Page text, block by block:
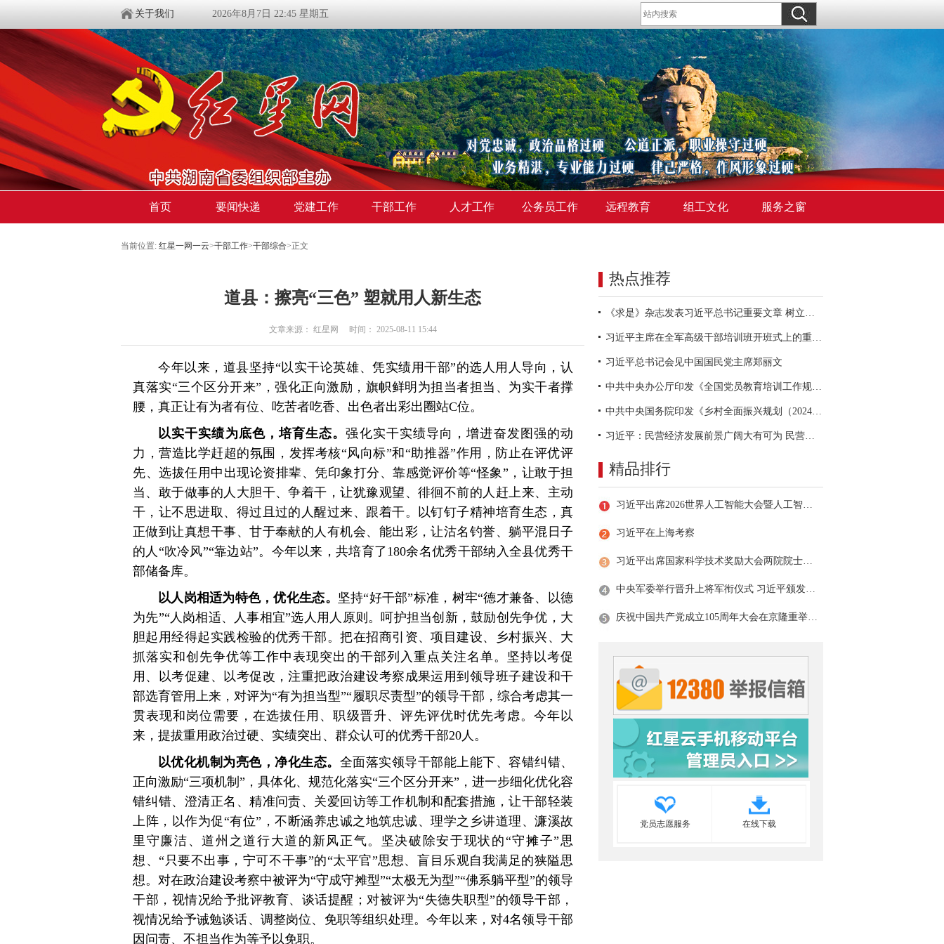
关于我们 2026年8月7日 22:45 星期五
首页 要闻快递 党建工作 干部工作 人才工作 公务员工作 远程教育 组工文化 服务之窗
当前位置: 红星一网一云>干部工作>干部综合>正文
道县：擦亮“三色” 塑就用人新生态
文章来源： 红星网 时间： 2025-08-11 15:44
今年以来，道县坚持“以实干论英雄、凭实绩用干部”的选人用人导向，认
真落实“三个区分开来”，强化正向激励，旗帜鲜明为担当者担当、为实干者撑
腰，真正让有为者有位、吃苦者吃香、出色者出彩出圈站C位。
以实干实绩为底色，培育生态。强化实干实绩导向，增进奋发图强的动
力，营造比学赶超的氛围，发挥考核“风向标”和“助推器”作用，防止在评优评
先、选拔任用中出现论资排辈、凭印象打分、靠感觉评价等“怪象”，让敢于担
当、敢于做事的人大胆干、争着干，让犹豫观望、徘徊不前的人赶上来、主动
干，让不思进取、得过且过的人醒过来、跟着干。以钉钉子精神培育生态，真
正做到让真想干事、甘于奉献的人有机会、能出彩，让沽名钓誉、躺平混日子
的人“吹冷风”“靠边站”。今年以来，共培育了180余名优秀干部纳入全县优秀干
部储备库。
以人岗相适为特色，优化生态。 坚持“好干部”标准，树牢“德才兼备、以德
为先”“人岗相适、人事相宜”选人用人原则。呵护担当创新，鼓励创先争优，大
胆起用经得起实践检验的优秀干部。把在招商引资、项目建设、乡村振兴、大
抓落实和创先争优等工作中表现突出的干部列入重点关注名单。坚持以考促
用、以考促建、以考促改，注重把政治建设考察成果运用到领导班子建设和干
部选育管用上来，对评为“有为担当型”“履职尽责型”的领导干部，综合考虑其一
贯表现和岗位需要，在选拔任用、职级晋升、评先评优时优先考虑。今年以
来，提拔重用政治过硬、实绩突出、群众认可的优秀干部20人。
以优化机制为亮色，净化生态。 全面落实领导干部能上能下、容错纠错、
正向激励“三项机制”，具体化、规范化落实“三个区分开来”，进一步细化优化容
错纠错、澄清正名、精准问责、关爱回访等工作机制和配套措施，让干部轻装
上阵，以作为促“有位”，不断涵养忠诚之地筑忠诚、理学之乡讲道理、濂溪故
里守廉洁、道州之道行大道的新风正气。坚决破除安于现状的“守摊子”思
想、“只要不出事，宁可不干事”的“太平官”思想、盲目乐观自我满足的狭隘思
想。对在政治建设考察中被评为“守成守摊型”“太极无为型”“佛系躺平型”的领导
干部，视情况给予批评教育、谈话提醒；对被评为“失德失职型”的领导干部，
视情况给予诫勉谈话、调整岗位、免职等组织处理。今年以来，对4名领导干部
因问责、不担当作为等予以免职。
热点推荐
《求是》杂志发表习近平总书记重要文章 树立和践行正确政绩观
习近平主席在全军高级干部培训班开班式上的重要讲话引领全军开展思想整风、深化政治整训
习近平总书记会见中国国民党主席郑丽文
中共中央办公厅印发《全国党员教育培训工作规划（2024－2028年）》
中共中央国务院印发《乡村全面振兴规划（2024—2027年）》
习近平：民营经济发展前景广阔大有可为 民营企业和民营企业家大显身手正当其时
精品排行
习近平出席2026世界人工智能大会暨人工智能全球治理高级别会议开幕式并发表主旨讲话
习近平在上海考察
习近平出席国家科学技术奖励大会两院院士大会中国科协第十一次全国代表大会并发表重要讲话
中央军委举行晋升上将军衔仪式 习近平颁发命令状并向晋衔的军官表示祝贺
庆祝中国共产党成立105周年大会在京隆重举行 习近平发表重要讲话
党员志愿服务 在线下载